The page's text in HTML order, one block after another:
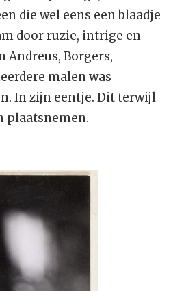
die wel eens een blaadje
door ruzie, intrige en
Andreus, Borgers,
malen was
In zijn eentje. Dit terwijl
plaatsnemen.